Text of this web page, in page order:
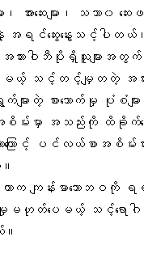
အားဆေးများ၊ သဘာ၀ ဆေး
ရင်ဆွေးနွေးသင့်ပါတယ်။
ားဝါဘီပိုးရှိသူများအတွက်
သင့်တင့်မျှတတဲ့ အစား
ျားတဲ့ စားသောက်မှု ပုံစံမ
မ်းမှာ အသည်းကို ထိခို
တာကြောင့် ပင်လယ်စာအစိမ်းစ
ပ်တာက ကျန်းမာသောဘဝကို
မဟုတ်ပေမယ့် သင့်ရောဂါ